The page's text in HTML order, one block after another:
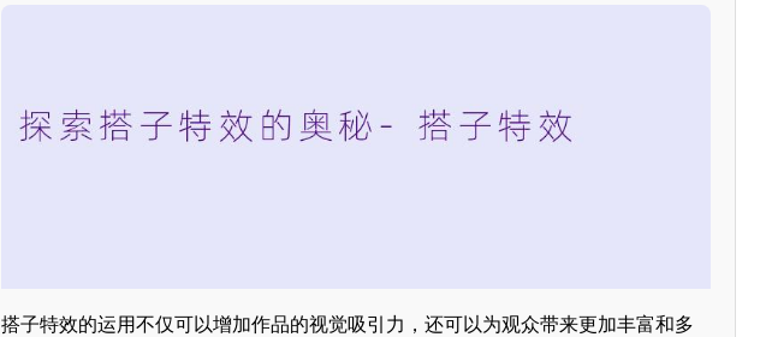
搭子特效的运用不仅可以增加作品的视觉吸引力，还可以为观众带来更加丰富和多